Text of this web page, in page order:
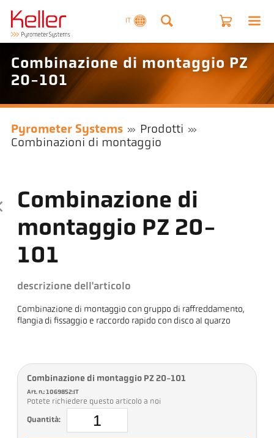
IT
Combinazione di montaggio PZ
20-101
Pyrometer Systems
Prodotti
Combinazioni di montaggio
Combinazione di
montaggio PZ 20-
101
descrizione dell'articolo
Combinazione di montaggio con gruppo di raffreddamento,
flangia di fissaggio e raccordo rapido con disco al quarzo
Combinazione di montaggio PZ 20-101
Art. n.: 1069852:IT
Potete richiedere questo articolo a noi
Quantità: